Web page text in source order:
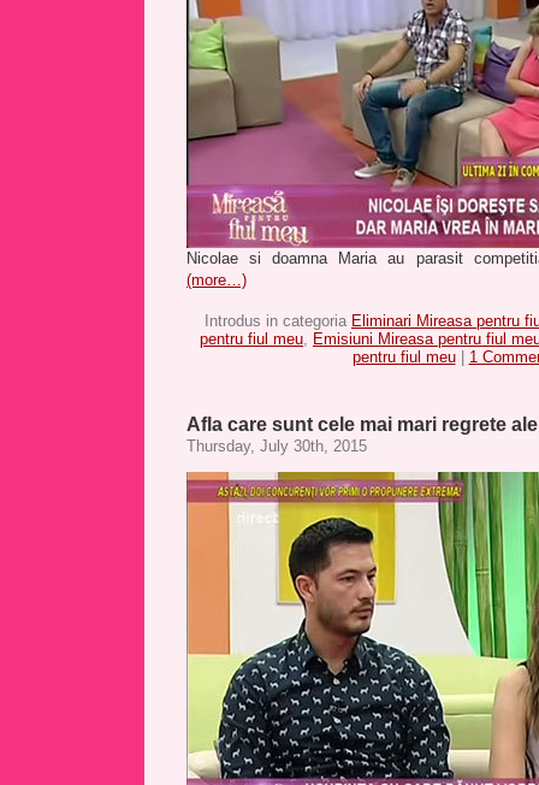
Nicolae si doamna Maria au parasit
(more…)
Introdus in categoria Eliminari Mireasa pentru
pentru fiul meu, Emisiuni Mireasa pentru fiul
pentru fiul meu| 1
Afla care sunt cele mai mari regrete
Thursday, July 30th, 2015